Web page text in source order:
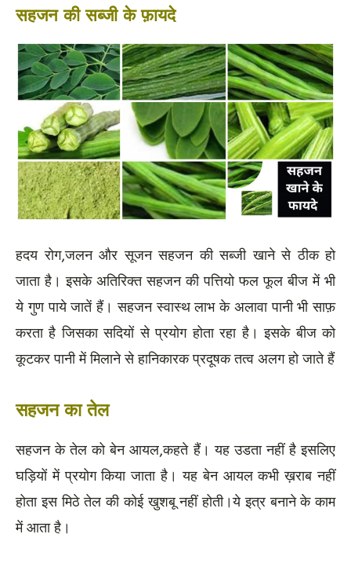
सहजन की सब्जी के फ़ायदे
हदय रोग,जलन और सूजन सहजन की सब्जी खाने से ठीक हो
जाता है। इसके अतिरिक्त सहजन की पत्तियो फल फूल बीज में भी
ये गुण पाये जातें हैं। सहजन स्वास्थ लाभ के अलावा पानी भी साफ़
करता है जिसका सदियों से प्रयोग होता रहा है। इसके बीज को
कूटकर पानी में मिलाने से हानिकारक प्रदूषक तत्व अलग हो जाते हैं
सहजन का तेल
सहजन के तेल को बेन आयल,कहते हैं। यह उडता नहीं है इसलिए
घड़ियों में प्रयोग किया जाता है। यह बेन आयल कभी ख़राब नहीं
होता इस मिठे तेल की कोई खुशबू नहीं होती।ये इत्र बनाने के काम
में आता है।